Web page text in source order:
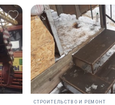
СТРОИТЕЛЬСТВО И РЕМОНТ